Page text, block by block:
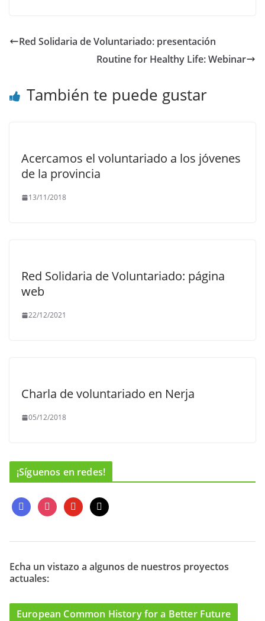
Red Solidaria de Voluntariado: presentación
Routine for Healthy Life: Webinar
También te puede gustar
Acercamos el voluntariado a los jóvenes
de la provincia
13/11/2018
Red Solidaria de Voluntariado: página
web
22/12/2021
Charla de voluntariado en Nerja
05/12/2018
¡Síguenos en redes!
f
a
e
o
o
i
n
t
g
r
m
y
o
t
b
m
a
l
Echa un vistazo a algunos de nuestros proyectos
actuales:
European Common History for a Better Future